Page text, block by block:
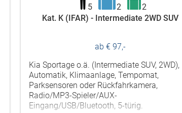
5 2
2
Kat. K (IFAR) - Intermediate 2WD SUV
ab € 97,-
Kia Sportage o.ä. (Intermediate SUV, 2WD),
Automatik, Klimaanlage, Tempomat,
Parksensoren oder Rückfahrkamera,
Radio/MP3-Spieler/AUX-
Eingang/USB/Bluetooth, 5-türig.